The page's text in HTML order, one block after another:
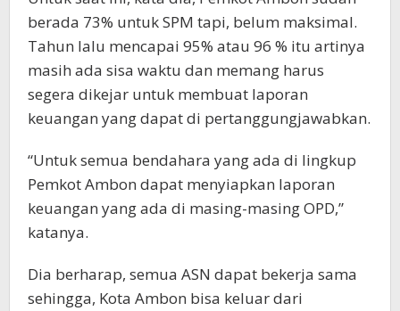
berada 73% untuk SPM tapi, belum maksimal.
Tahun lalu mencapai 95% atau 96 % itu artinya
masih ada sisa waktu dan memang harus
segera dikejar untuk membuat laporan
keuangan yang dapat di pertanggungjawabkan.
“Untuk semua bendahara yang ada di lingkup
Pemkot Ambon dapat menyiapkan laporan
keuangan yang ada di masing-masing OPD,”
katanya.
Dia berharap, semua ASN dapat bekerja sama
sehingga, Kota Ambon bisa keluar dari